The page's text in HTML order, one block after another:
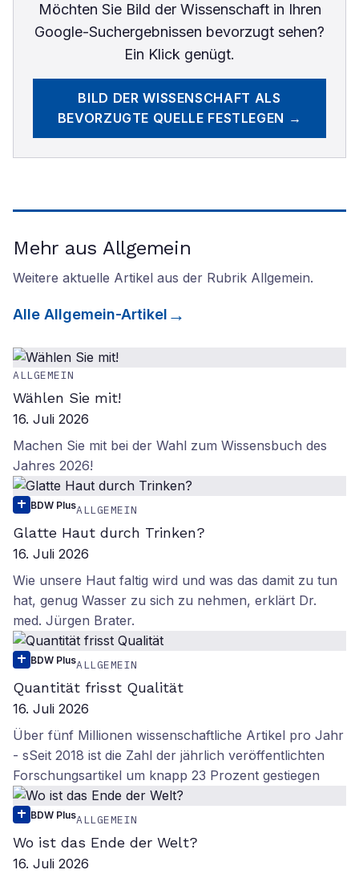
Möchten Sie Bild der Wissenschaftin Ihren
Google-Suchergebnissen bevorzugt sehen?
Ein Klick genügt.
BILD DER WISSENSCHAFT ALS
BEVORZUGTE QUELLE FESTLEGEN →
Mehr aus Allgemein
Weitere aktuelle Artikel aus der Rubrik Allgemein.
Alle Allgemein-Artikel
ALLGEMEIN
Wählen Sie mit!
16. Juli 2026
Machen Sie mit bei der Wahl zum Wissensbuch des
Jahres 2026!
BDW PlusALLGEMEIN
Glatte Haut durch Trinken?
16. Juli 2026
Wie unsere Haut faltig wird und was das damit zu tun
hat, genug Wasser zu sich zu nehmen, erklärt Dr.
med. Jürgen Brater.
BDW PlusALLGEMEIN
Quantität frisst Qualität
16. Juli 2026
Über fünf Millionen wissenschaftliche Artikel pro Jahr
- sSeit 2018 ist die Zahl der jährlich veröffentlichten
Forschungsartikel um knapp 23 Prozent gestiegen
BDW PlusALLGEMEIN
Wo ist das Ende der Welt?
16. Juli 2026